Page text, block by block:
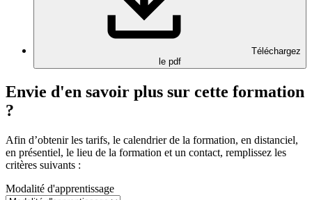
Téléchargez
le pdf
Envie d'en savoir plus sur cette formation
?
Afin d’obtenir les tarifs, le calendrier de la formation, en distanciel,
en présentiel, le lieu de la formation et un contact, remplissez les
critères suivants :
Modalité d'apprentissage